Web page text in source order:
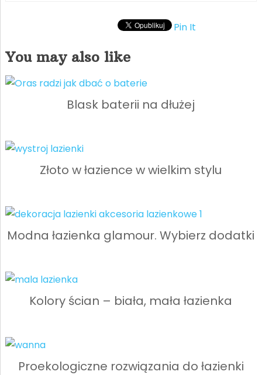
Pin It
You may also like
Blask baterii na dłużej
Złoto w łazience w wielkim stylu
Modna łazienka glamour. Wybierz dodatki
Kolory ścian – biała, mała łazienka
Proekologiczne rozwiązania do łazienki